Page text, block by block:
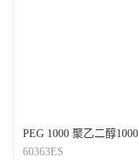
PEG 1000 聚乙二醇1000
60363ES